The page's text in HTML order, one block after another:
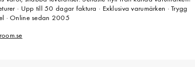
· Upp till 50 dagar faktura · Exklusiva varumärken · Trygg
· Online sedan 2005